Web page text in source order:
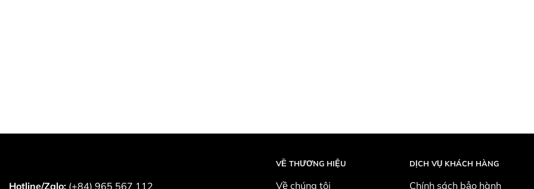
Hotline/Zalo: (+84) 965 567 112
VỀ THƯƠNG HIỆU
Về chúng tôi
DỊCH VỤ KHÁCH HÀNG
Chính sách bảo hành